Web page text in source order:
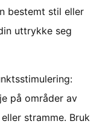
bestemt stil eller
uttrykke seg
på områder av
stramme. Bruk